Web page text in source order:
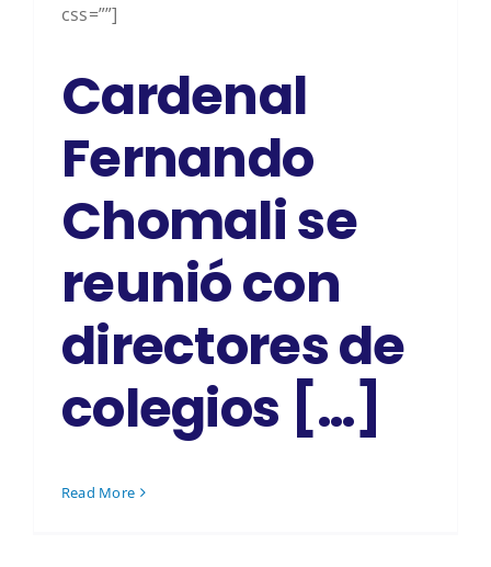
css=””]
Cardenal
Fernando
Chomali se
reunió con
directores de
colegios […]
Read More